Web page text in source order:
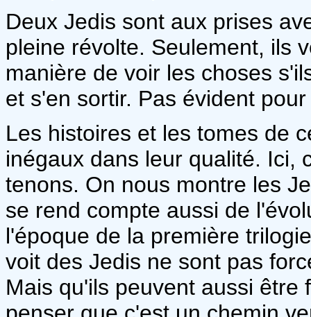
Deux Jedis sont aux prises
pleine révolte. Seulement, ils
manière de voir les choses
et s'en sortir. Pas évident
Les histoires et les tomes de
inégaux dans leur qualité. Ici,
tenons. On nous montre les
se rend compte aussi de
l'époque de la première
voit des Jedis ne sont pas
Mais qu'ils peuvent aussi